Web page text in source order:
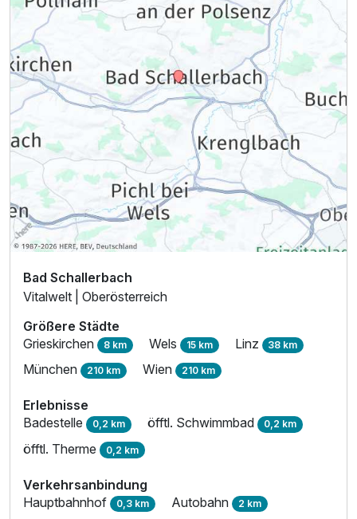
Bad Schallerbach
Vitalwelt | Oberösterreich
Größere Städte
Grieskirchen 8 km Wels 15 km Linz 38 km
München 210 km Wien 210 km
Erlebnisse
Badestelle 0,2 km öfftl. Schwimmbad 0,2 km
öfftl. Therme 0,2 km
Verkehrsanbindung
Hauptbahnhof 0,3 km Autobahn 2 km